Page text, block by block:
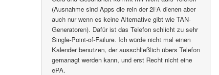
(Ausnahme sind Apps die rein der 2FA dienen aber
auch nur wenn es keine Alternative gibt wie TAN-
Generatoren). Dafür ist das Telefon schlicht zu sehr
Single-Point-of-Failure. Ich würde nicht mal einen
Kalender benutzen, der ausschließlich übers Telefon
gemanagt werden kann, und erst Recht nicht eine
ePA.